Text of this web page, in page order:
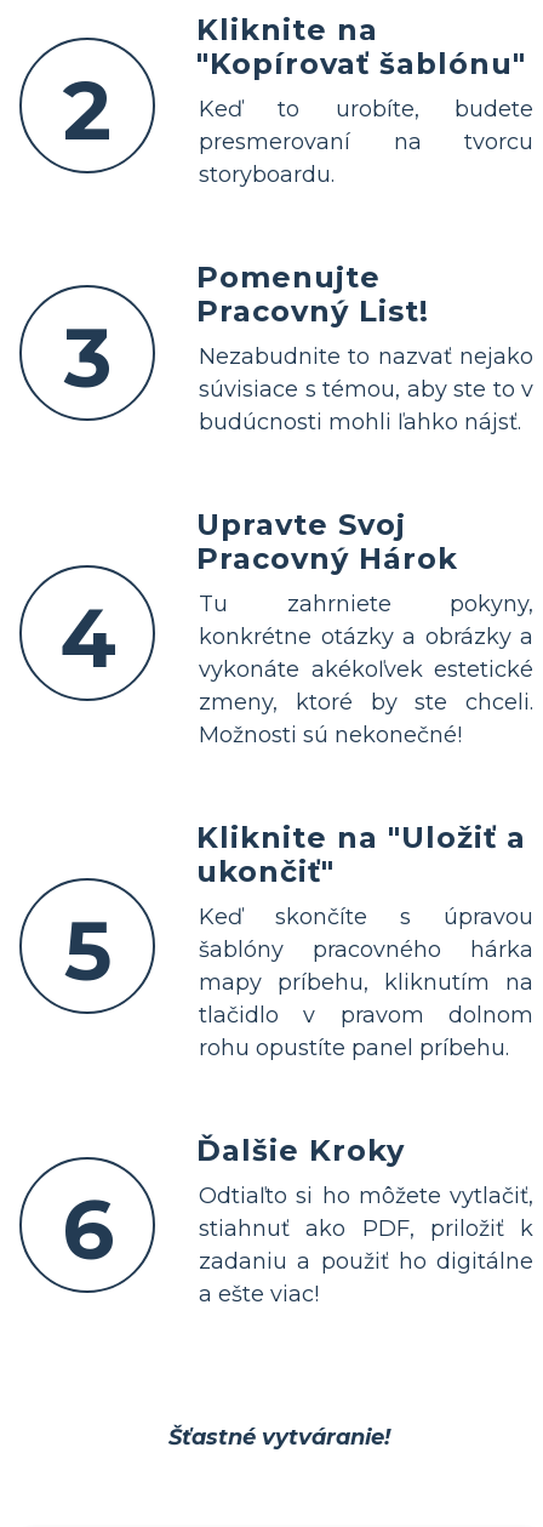
2
Kliknite na
"Kopírovať šablónu"
Keď to urobíte, budete
presmerovaní na tvorcu
storyboardu.
3
Pomenujte
Pracovný List!
Nezabudnite to nazvať nejako
súvisiace s témou, aby ste to v
budúcnosti mohli ľahko nájsť.
4
Upravte Svoj
Pracovný Hárok
Tu zahrniete pokyny,
konkrétne otázky a obrázky a
vykonáte akékoľvek estetické
zmeny, ktoré by ste chceli.
Možnosti sú nekonečné!
5
Kliknite na "Uložiť a
ukončiť"
Keď skončíte s úpravou
šablóny pracovného hárka
mapy príbehu, kliknutím na
tlačidlo v pravom dolnom
rohu opustíte panel príbehu.
6
Ďalšie Kroky
Odtiaľto si ho môžete vytlačiť,
stiahnuť ako PDF, priložiť k
zadaniu a použiť ho digitálne
a ešte viac!
Šťastné vytváranie!